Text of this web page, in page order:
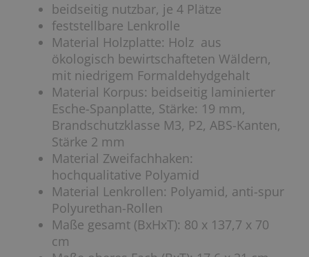
beidseitig nutzbar, je 4 Plätze
feststellbare Lenkrolle
Material Holzplatte: Holz aus
ökologisch bewirtschafteten Wäldern,
mit niedrigem Formaldehydgehalt
Material Korpus: beidseitig laminierter
Esche-Spanplatte, Stärke: 19 mm,
Brandschutzklasse M3, P2, ABS-Kanten,
Stärke 2 mm
Material Zweifachhaken:
hochqualitative Polyamid
Material Lenkrollen: Polyamid, anti-spur
Polyurethan-Rollen
Maße gesamt (BxHxT): 80 x 137,7 x 70
cm